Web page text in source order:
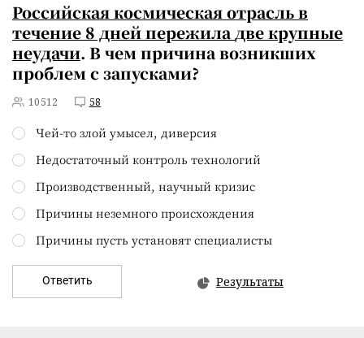
Российская космическая отрасль в
течение 8 дней пережила две крупные
неудачи. В чем причина возникших
проблем с запусками?
10512 58
Чей-то злой умысел, диверсия
Недостаточный контроль технологий
Производственный, научный кризис
Причины неземного происхождения
Причины пусть установят специалисты
Ответить Результаты